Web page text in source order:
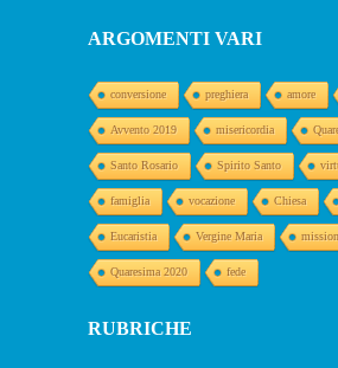
ARGOMENTI VARI
conversione preghiera amore
Avvento 2019 misericordia
Santo Rosario Spirito Santo
famiglia vocazione Chiesa
Eucaristia Vergine Maria
Quaresima 2020 fede
RUBRICHE